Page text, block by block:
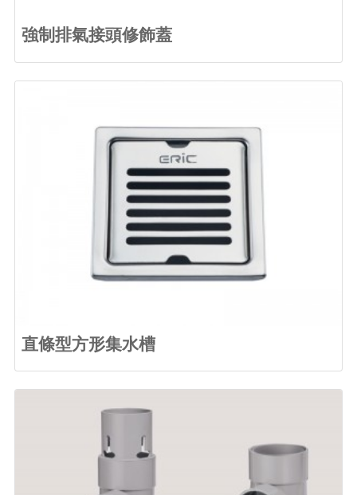
強制排氣接頭修飾蓋
直條型方形集水槽